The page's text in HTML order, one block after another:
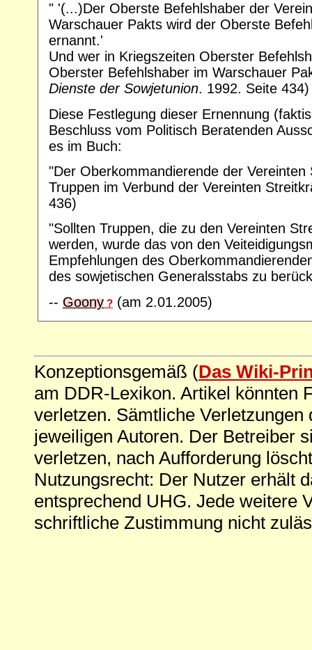
" '(...)Der Oberste Befehlshaber der
Warschauer Pakts wird der Oberste
ernannt.'
Und wer in Kriegszeiten Oberster
Oberster Befehlshaber im Warschauer
Dienste der Sowjetunion. 1992. Seite 434)
Diese Festlegung dieser Ernennung
Beschluss vom Politisch Beratenden
es im Buch:
"Der Oberkommandierende der
Truppen im Verbund der Vereinten
436)
"Sollten Truppen, die zu den Vereinten
werden, wurde das von den
Empfehlungen des
des sowjetischen Generalsstabs zu
-- Goony ? (am 2.01.2005)
Konzeptionsgemäß (Das Wiki-
am DDR-Lexikon. Artikel könnten
verletzen. Sämtliche
jeweiligen Autoren. Der Betreiber
verletzen, nach Aufforderung
Nutzungsrecht: Der Nutzer erhält
entsprechend UHG. Jede weitere
schriftliche Zustimmung nicht